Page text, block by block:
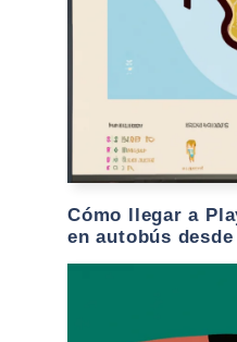
Cómo llegar a
en autobús